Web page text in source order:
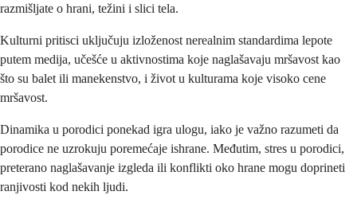
razmišljate o hrani, težini i slici tela.
Kulturni pritisci uključuju izloženost nerealnim standardima lepote
putem medija, učešće u aktivnostima koje naglašavaju mršavost kao
što su balet ili manekenstvo, i život u kulturama koje visoko cene
mršavost.
Dinamika u porodici ponekad igra ulogu, iako je važno razumeti da
porodice ne uzrokuju poremećaje ishrane. Međutim, stres u porodici,
preterano naglašavanje izgleda ili konflikti oko hrane mogu doprineti
ranjivosti kod nekih ljudi.